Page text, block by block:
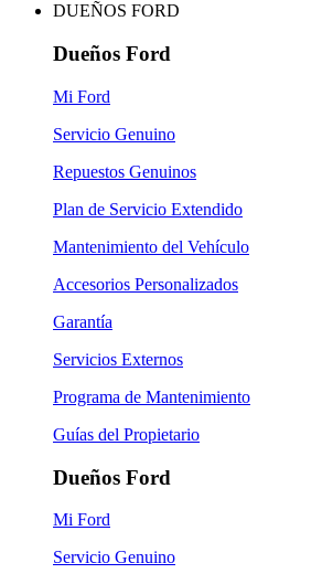
DUEÑOS FORD
Dueños Ford
Mi Ford
Servicio Genuino
Repuestos Genuinos
Plan de Servicio Extendido
Mantenimiento del Vehículo
Accesorios Personalizados
Garantía
Servicios Externos
Programa de Mantenimiento
Guías del Propietario
Dueños Ford
Mi Ford
Servicio Genuino